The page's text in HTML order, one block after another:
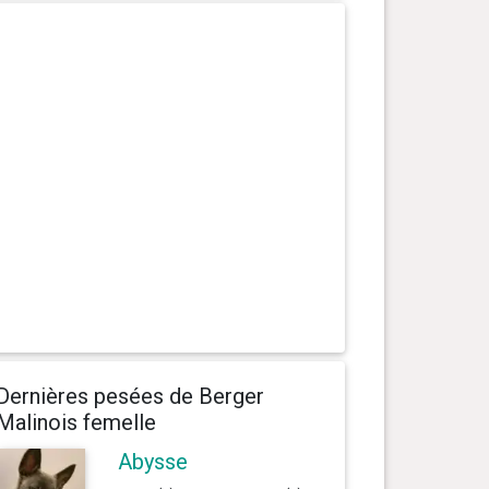
pesées de Berger
femelle
Abysse